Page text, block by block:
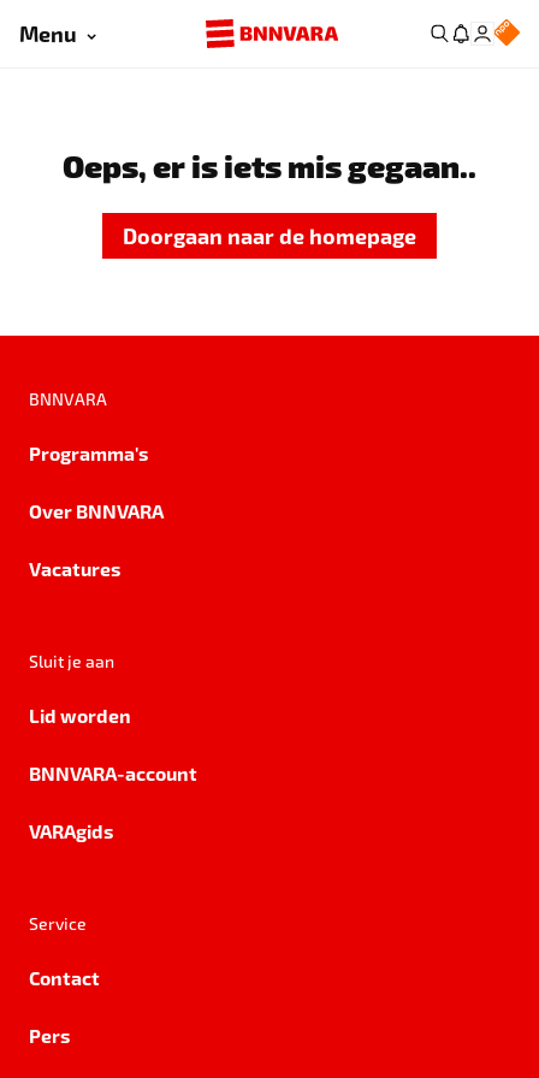
Menu
Oeps, er is iets mis gegaan..
Doorgaan naar de homepage
BNNVARA
Programma's
Over BNNVARA
Vacatures
Sluit je aan
Lid worden
BNNVARA-account
VARAgids
Service
Contact
Pers